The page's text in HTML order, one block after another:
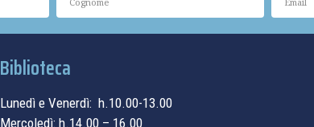
Biblioteca
Lunedì e Venerdì: h.10.00-13.00
Mercoledì: h.14.00 – 16.00